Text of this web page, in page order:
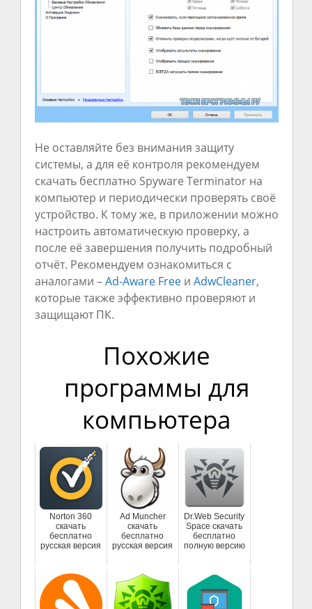
Не оставляйте без внимания защиту
системы, а для её контроля рекомендуем
скачать бесплатно Spyware Terminator на
компьютер и периодически проверять своё
устройство. К тому же, в приложении можно
настроить автоматическую проверку, а
после её завершения получить подробный
отчёт. Рекомендуем ознакомиться с
аналогами –Ad-Aware Freeи AdwCleaner,
которые также эффективно проверяют и
защищают ПК.
Похожие
программы для
компьютера
Norton 360
скачать
бесплатно
русская версия
Ad Muncher
скачать
бесплатно
русская версия
Dr.Web Security
Space скачать
бесплатно
полную версию